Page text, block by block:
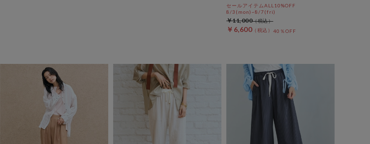
セールアイテムALL10%OFF
8/3(mon)~8/7(fri)
￥6,600 40％OFF
￥11,000